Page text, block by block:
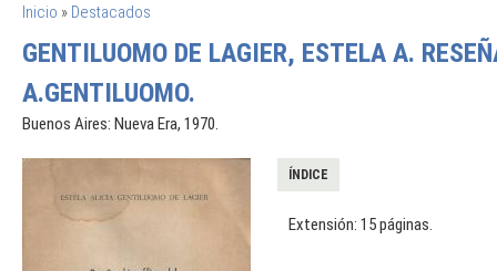
SE ENCUENTRA USTED AQUÍ
Inicio » Destacados
GENTILUOMO DE LAGIER, ESTELA A.
A.GENTILUOMO.
Buenos Aires: Nueva Era, 1970.
ÍNDICE
Extensión: 15 páginas.